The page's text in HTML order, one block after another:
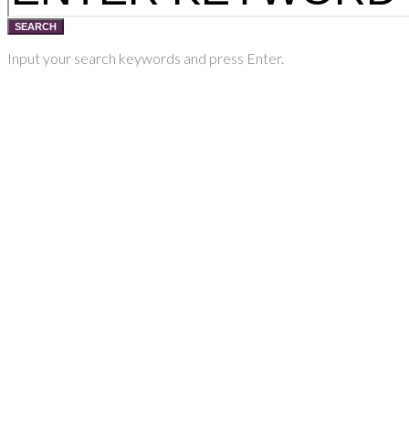
SEARCH
Input your search keywords and press Enter.